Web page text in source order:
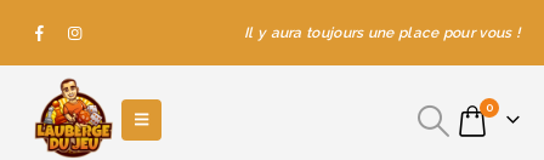
Il y aura toujours une place pour vous !
0